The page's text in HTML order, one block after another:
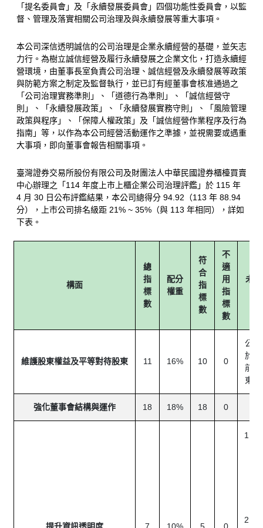
「提名委員會」及「永續發展委員會」四個功能性委員會，以監
督、管理及落實相關公司治理及與永續發展等重大事項。
本公司深信透明誠信的公司治理是企業永續經營的基礎，並矢志
力行。為樹立誠信經營及履行永續發展之企業文化，打造永續經
營環境，由董事長室負責公司治理、誠信經營及永續發展等政策
與防範方案之制定及監督執行，並已訂有經董事會核准通過之
「公司治理實務準則」、「道德行為準則」、「誠信經營守
則」、「永續發展政策」、「永續發展實務守則」、「風險管理
政策與程序」、「保障人權政策」及「誠信經營作業程序及行為
指南」等，以作為本公司經營活動運作之準據，並視需要或遇重
大事項，即向董事會報告相關事項。
臺灣證券交易所股份有限公司及財團法人中華民國證券櫃檯買賣
中心辦理之「114 年度上市上櫃企業公司治理評鑑」於 115 年
4 月 30 日公布評鑑結果，本公司總得分 94.92（113 年 88.94
分），上市公司排名級距 21% ~ 35%（與 113 年相同），詳如
下表。
構面
總
指
標
數
配分
權重
符
合
指
標
數
不
適
用
指
標
數
未
維護股東權益及平等對待股東 11 16% 10 0
公司
於五
前召
東
強化董事會結構與運作 18 18% 18 0
提升資訊透明度 7 10% 5 0